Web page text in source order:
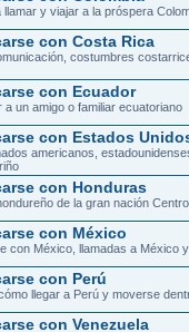
y viajar a la próspera
con Costa Rica
costumbres
con Ecuador
a un amigo o familiar ecuatoriano
con Estados
americanos,
con Honduras
de la gran nación
con México
con México, llamadas a México
con Perú
llegar a Perú y moverse
con Venezuela